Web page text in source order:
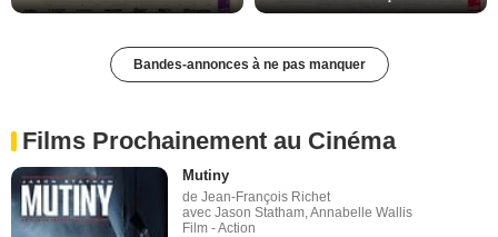
Bandes-annonces à ne pas manquer
Films Prochainement au Cinéma
Mutiny
de Jean-François Richet
avec Jason Statham, Annabelle Wallis
Film - Action